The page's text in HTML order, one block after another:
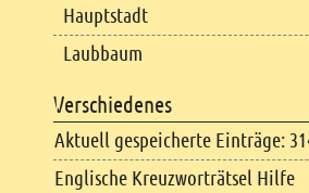
Hauptstadt
Laubbaum
Verschiedenes
Aktuell gespeicherte Einträge:
Englische Kreuzworträtsel Hilfe